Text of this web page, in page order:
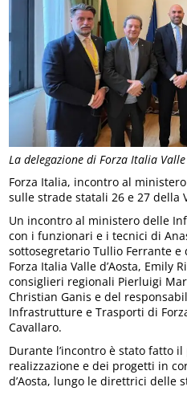
La delegazione di Forza Italia
Forza Italia, incontro al
sulle strade statali 26 e 27 della
Un incontro al ministero delle
con i funzionari e i tecnici di
sottosegretario Tullio Ferrante
Forza Italia Valle d’Aosta, Emily
consiglieri regionali Pierluigi
Christian Ganis e del
Infrastrutture e Trasporti di
Cavallaro.
Durante l’incontro è stato fatto
realizzazione e dei progetti in
d’Aosta, lungo le direttrici delle